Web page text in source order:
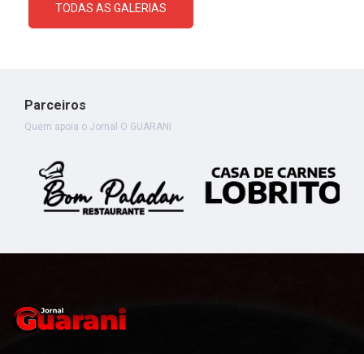
TODAS AS GALERIAS
Parceiros
Quem apoia o Jornal O GUARANI